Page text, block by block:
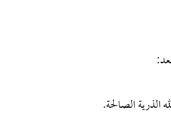
الذرية الصالحة.